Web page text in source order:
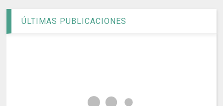
ÚLTIMAS PUBLICACIONES